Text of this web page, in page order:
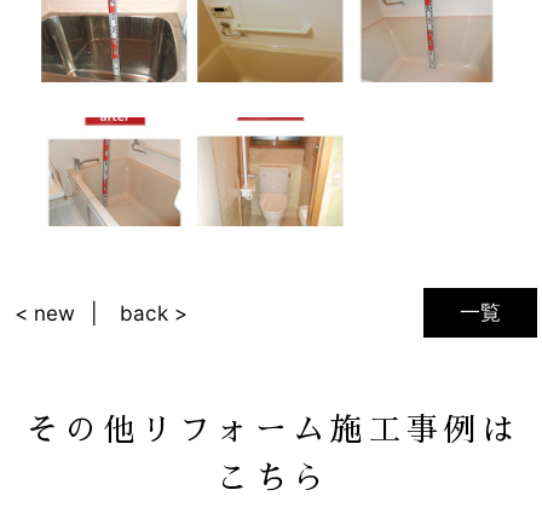
一覧
< new back >
その他リフォーム施工事例は
こちら